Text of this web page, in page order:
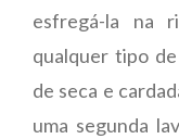
esfregá-la na
qualquer tipo
de seca e
uma segunda